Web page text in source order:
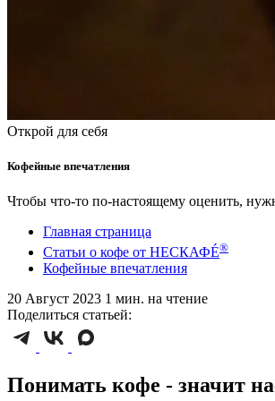
Открой для себя
Кофейные впечатления
Чтобы что-то по-настоящему оценить,
Главная страница
Статьи о кофе от НЕСКАФÉ®
Кофейные впечатления
20 Август 2023 1 мин. на чтение
Поделиться статьей:
Понимать кофе - значит